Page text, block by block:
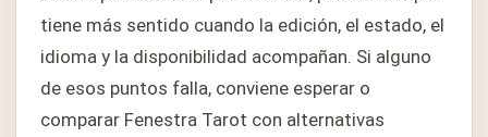
tiene más sentido cuando la edición, el estado, el
idioma y la disponibilidad acompañan. Si alguno
de esos puntos falla, conviene esperar o
comparar Fenestra Tarot con alternativas